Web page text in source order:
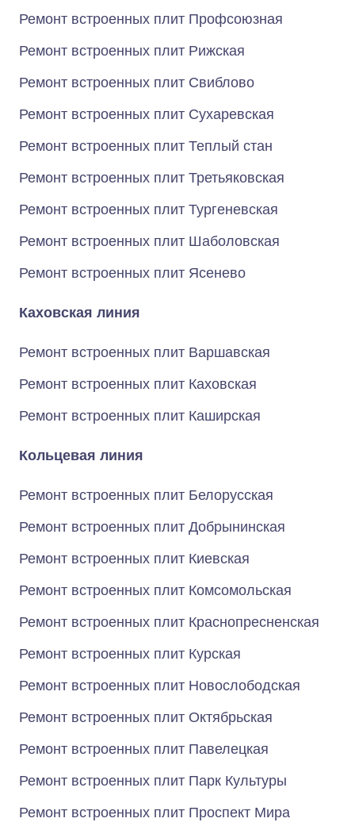
Ремонт встроенных плит Профсоюзная
Ремонт встроенных плит Рижская
Ремонт встроенных плит Свиблово
Ремонт встроенных плит Сухаревская
Ремонт встроенных плит Теплый стан
Ремонт встроенных плит Третьяковская
Ремонт встроенных плит Тургеневская
Ремонт встроенных плит Шаболовская
Ремонт встроенных плит Ясенево
Каховская линия
Ремонт встроенных плит Варшавская
Ремонт встроенных плит Каховская
Ремонт встроенных плит Каширская
Кольцевая линия
Ремонт встроенных плит Белорусская
Ремонт встроенных плит Добрынинская
Ремонт встроенных плит Киевская
Ремонт встроенных плит Комсомольская
Ремонт встроенных плит Краснопресненская
Ремонт встроенных плит Курская
Ремонт встроенных плит Новослободская
Ремонт встроенных плит Октябрьская
Ремонт встроенных плит Павелецкая
Ремонт встроенных плит Парк Культуры
Ремонт встроенных плит Проспект Мира